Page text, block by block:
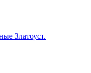
Златоуст.